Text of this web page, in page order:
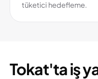
tüketici hedefleme.
Tokat'ta iş